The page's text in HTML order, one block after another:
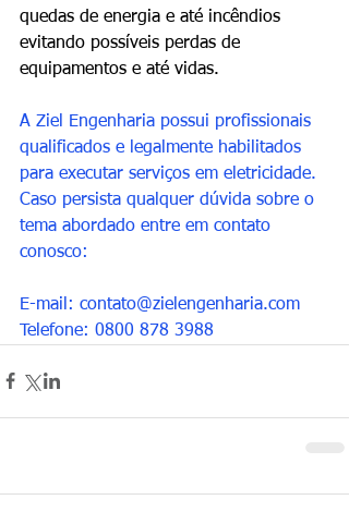
quedas de energia e até incêndios
evitando possíveis perdas de
equipamentos e até vidas.
A Ziel Engenharia possui profissionais
qualificados e legalmente habilitados
para executar serviços em eletricidade.
Caso persista qualquer dúvida sobre o
tema abordado entre em contato
conosco:
E-mail: contato@zielengenharia.com
Telefone: 0800 878 3988